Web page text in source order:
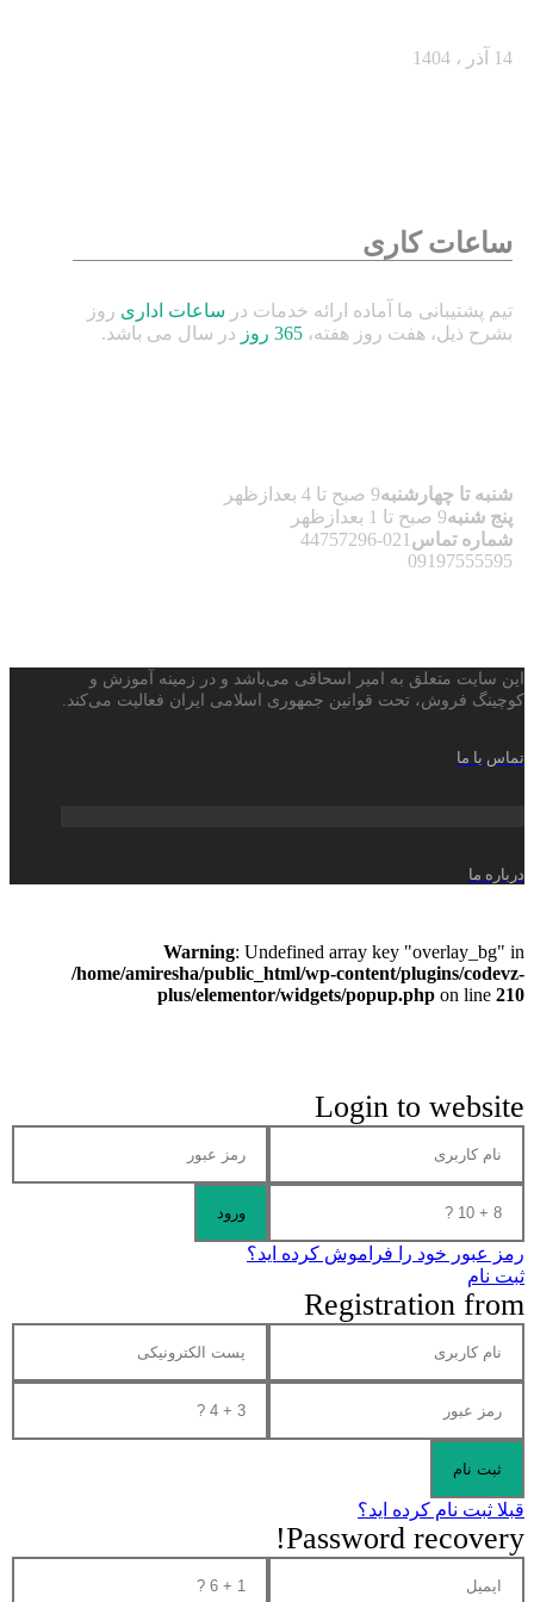
14 آذر ، 1404
ساعات کاری
تیم پشتیبانی ما آماده ارائه خدمات در ساعات اداری روز
بشرح ذیل، هفت روز هفته، 365 روز در سال می باشد.
شنبه تا چهارشنبه9 صبح تا 4 بعدازظهر
پنج شنبه9 صبح تا 1 بعدازظهر
شماره تماس 021-44757296
09197555595
این سایت متعلق به امیر اسحاقی می‌باشد و در زمینه آموزش و
کوچینگ فروش، تحت قوانین جمهوری اسلامی ایران فعالیت می‌کند.
تماس با ما
درباره ما
Warning: Undefined array key "overlay_bg" in
/home/amiresha/public_html/wp-content/plugins/codevz-
plus/elementor/widgets/popup.php on line 210
Login to website
رمز عبور خود را فراموش کرده اید؟
ثبت نام
Registration from
قبلا ثبت نام کرده اید؟
Password recovery!